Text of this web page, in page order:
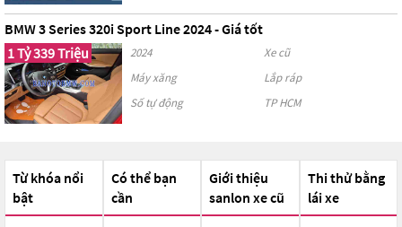
BMW 3 Series 320i Sport Line 2024 - Giá tốt
1 Tỷ 339 Triệu
2024
Xe cũ
Máy xăng
Lắp ráp
Số tự động
TP HCM
Từ khóa nổi
bật
Có thể bạn
cần
Giới thiệu
sanlon xe cũ
Thi thử bằng
lái xe